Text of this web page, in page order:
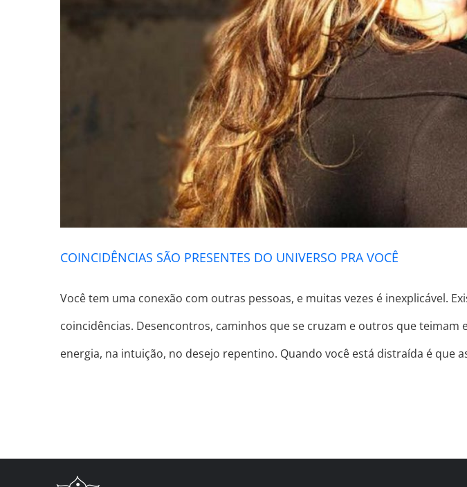
COINCIDÊNCIAS SÃO PRESENTES DO UNIVERSO PRA VOCÊ
Você tem uma conexão com outras pessoas, e muitas vezes é inexplicável.
coincidências. Desencontros, caminhos que se cruzam e outros que
energia, na intuição, no desejo repentino. Quando você está distraída é que